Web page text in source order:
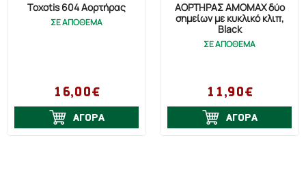
Toxotis 604 Αορτήρας
ΣΕ ΑΠΟΘΕΜΑ
16,00€
ΑΓΟΡΑ
ΑΟΡΤΗΡΑΣ AMOMAX δύο
σημείων με κυκλικό κλιπ,
Black
ΣΕ ΑΠΟΘΕΜΑ
11,90€
ΑΓΟΡΑ